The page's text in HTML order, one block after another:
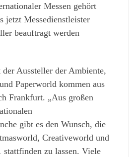
Messen gehört
jetzt Messedienstleister
beauftragt werden
der Aussteller der Ambiente,
Paperworld kommen aus
Frankfurt. „Aus großen
gibt es den Wunsch, die
Creativeworld und
stattfinden zu lassen. Viele